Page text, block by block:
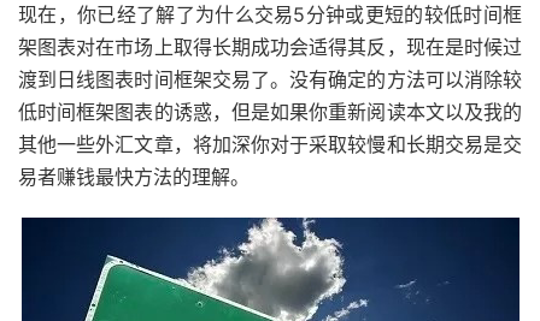
现在，你已经了解了为什么交易5分钟或更短的较低时间框
架图表对在市场上取得长期成功会适得其反，现在是时候过
渡到日线图表时间框架交易了。没有确定的方法可以消除较
低时间框架图表的诱惑，但是如果你重新阅读本文以及我的
其他一些外汇文章，将加深你对于采取较慢和长期交易是交
易者赚钱最快方法的理解。